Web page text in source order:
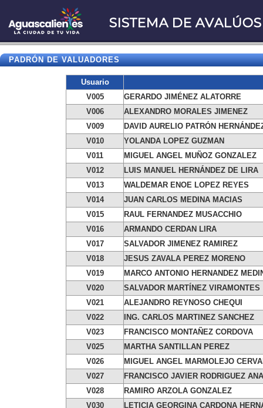
PADRÓN DE VALUADORES
Usuario
V005
GERARDO JIMÉNEZ ALATORRE
V006
ALEXANDRO MORALES JIMENEZ
V009
DAVID AURELIO PATRÓN
V010
YOLANDA LOPEZ GUZMAN
V011
MIGUEL ANGEL MUÑOZ GONZALEZ
V012
LUIS MANUEL HERNÁNDEZ DE LIRA
V013
WALDEMAR ENOE LOPEZ REYES
V014
JUAN CARLOS MEDINA MACIAS
V015
RAUL FERNANDEZ MUSACCHIO
V016
ARMANDO CERDAN LIRA
V017
SALVADOR JIMENEZ RAMIREZ
V018
JESUS ZAVALA PEREZ MORENO
V019
MARCO ANTONIO HERNANDEZ
V020
SALVADOR MARTÍNEZ VIRAMONTES
V021
ALEJANDRO REYNOSO CHEQUI
V022
ING. CARLOS MARTINEZ SANCHEZ
V023
FRANCISCO MONTAÑEZ CORDOVA
V025
MARTHA SANTILLAN PEREZ
V026
MIGUEL ANGEL MARMOLEJO
V027
FRANCISCO JAVIER RODRIGUEZ
V028
RAMIRO ARZOLA GONZALEZ
V030
LETICIA GEORGINA CARDONA